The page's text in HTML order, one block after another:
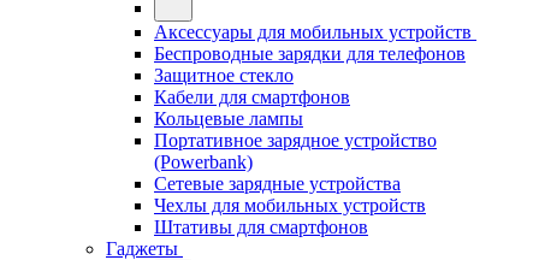
Аксессуары для мобильных устройств
Беспроводные зарядки для телефонов
Защитное стекло
Кабели для смартфонов
Кольцевые лампы
Портативное зарядное устройство
(Powerbank)
Сетевые зарядные устройства
Чехлы для мобильных устройств
Штативы для смартфонов
Гаджеты